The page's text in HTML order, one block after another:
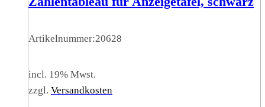
Artikelnummer:20628
incl. 19% Mwst.
zzgl. Versandkosten